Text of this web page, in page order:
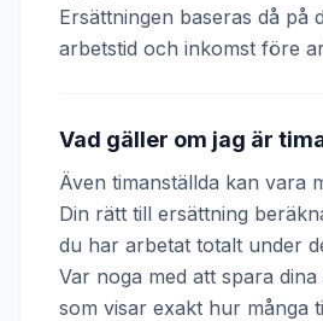
Ersättningen baseras då på
arbetstid och inkomst före
Vad gäller om jag är
Även timanställda kan vara
Din rätt till ersättning
du har arbetat totalt under
Var noga med att spara
som visar exakt hur många